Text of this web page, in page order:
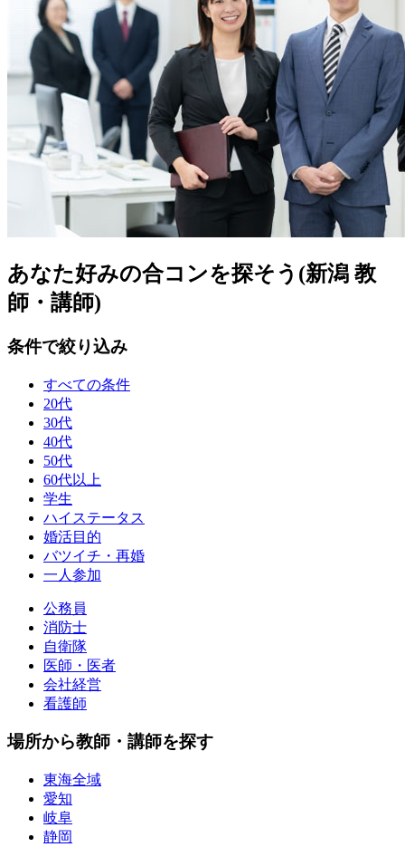
あなた好みの合コンを探そう(新潟 教
師・講師)
条件で絞り込み
すべての条件
20代
30代
40代
50代
60代以上
学生
ハイステータス
婚活目的
バツイチ・再婚
一人参加
公務員
消防士
自衛隊
医師・医者
会社経営
看護師
場所から教師・講師を探す
東海全域
愛知
岐阜
静岡